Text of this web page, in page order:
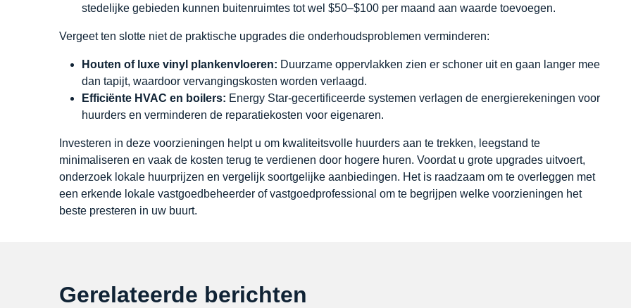
stedelijke gebieden kunnen buitenruimtes tot wel $50–$100 per maand aan waarde toevoegen.
Vergeet ten slotte niet de praktische upgrades die onderhoudsproblemen verminderen:
Houten of luxe vinyl plankenvloeren: Duurzame oppervlakken zien er schoner uit en gaan langer mee
dan tapijt, waardoor vervangingskosten worden verlaagd.
Efficiënte HVAC en boilers: Energy Star-gecertificeerde systemen verlagen de energierekeningen voor
huurders en verminderen de reparatiekosten voor eigenaren.
Investeren in deze voorzieningen helpt u om kwaliteitsvolle huurders aan te trekken, leegstand te
minimaliseren en vaak de kosten terug te verdienen door hogere huren. Voordat u grote upgrades uitvoert,
onderzoek lokale huurprijzen en vergelijk soortgelijke aanbiedingen. Het is raadzaam om te overleggen met
een erkende lokale vastgoedbeheerder of vastgoedprofessional om te begrijpen welke voorzieningen het
beste presteren in uw buurt.
Gerelateerde berichten